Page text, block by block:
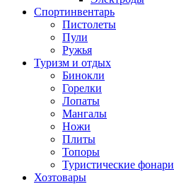
Спортинвентарь
Пистолеты
Пули
Ружья
Туризм и отдых
Бинокли
Горелки
Лопаты
Мангалы
Ножи
Плиты
Топоры
Туристические фонари
Хозтовары